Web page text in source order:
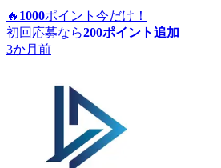
🔥 1000ポイント 今だけ！
初回応募なら200ポイント追加
3か月前